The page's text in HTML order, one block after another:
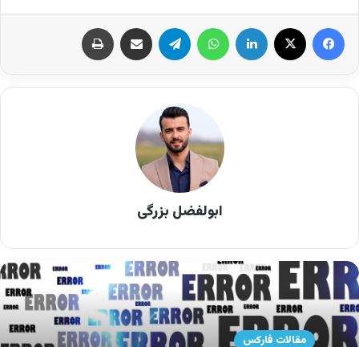
دو جهت بازار – چه در زمان صعود و چه در زمان نزول
– سود کسب کرد. یعنی با پیش‌بینی صحیح، حتی در
است و به دلیل استفاده از اهرم (لوریج)، سود و زیان
به سرعت افزایش می‌یابد.
برای موفقیت در معاملاتcfd، لازم است استراتژی‌های
تحلیل کرد. این مقاله به شما کمک می‌کند تا با اصول
اولیه CFD آشنا شده و نحوه کسب سود از این ابزار
مالی را بهتر درک کنید.
ابولفضل بزرگی
مقالات فارکس